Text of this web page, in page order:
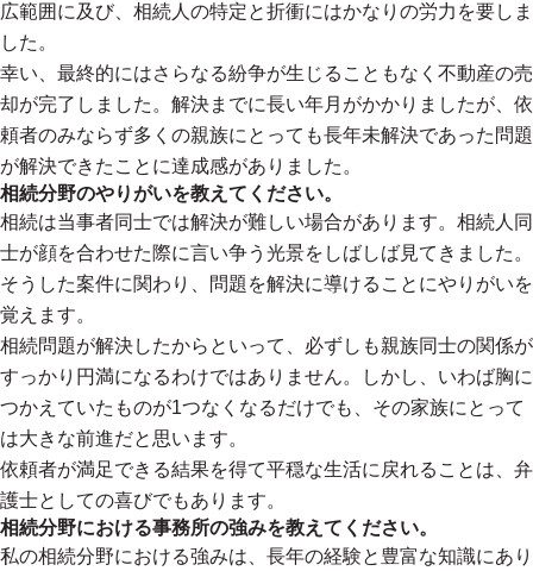
広範囲に及び、相続人の特定と折衝にはかなりの労力を要しま
した。
幸い、最終的にはさらなる紛争が生じることもなく不動産の売
却が完了しました。解決までに長い年月がかかりましたが、依
頼者のみならず多くの親族にとっても長年未解決であった問題
が解決できたことに達成感がありました。
相続分野のやりがいを教えてください。
相続は当事者同士では解決が難しい場合があります。相続人同
士が顔を合わせた際に言い争う光景をしばしば見てきました。
そうした案件に関わり、問題を解決に導けることにやりがいを
覚えます。
相続問題が解決したからといって、必ずしも親族同士の関係が
すっかり円満になるわけではありません。しかし、いわば胸に
つかえていたものが1つなくなるだけでも、その家族にとって
は大きな前進だと思います。
依頼者が満足できる結果を得て平穏な生活に戻れることは、弁
護士としての喜びでもあります。
相続分野における事務所の強みを教えてください。
私の相続分野における強みは、長年の経験と豊富な知識にあり